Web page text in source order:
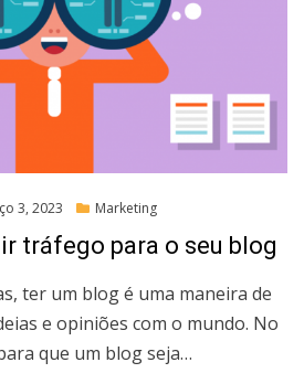
3, 2023 Marketing
tráfego para o seu blog
ter um blog é uma maneira de
e opiniões com o mundo. No
que um blog seja…